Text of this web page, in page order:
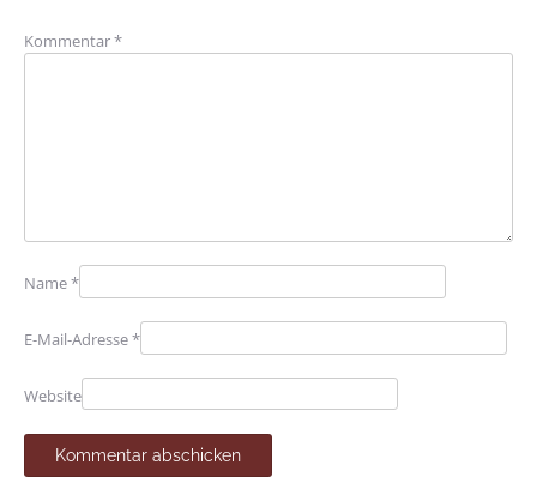
Kommentar*
Name*
E-Mail-Adresse*
Website